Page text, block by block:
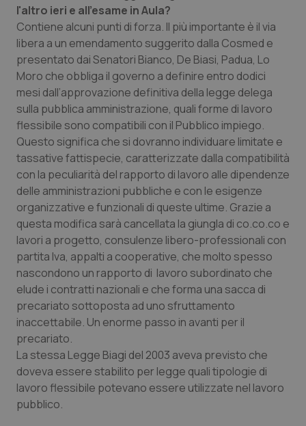
Puglia
Sardegna
Sicilia
Toscana
Umbria
Valle D’Aosta
Veneto
Malattie rare
Malattia di Crohn & Rettocolite Ulcerosa
Neuroscienze & patologie neurodegenerative
Obesità
Oftalmologia
Oncodermatologia
Oncoematologia
Oncologia & Nutrizione
Psoriasi & pelle
Quotidiano Cardiologia
Quotidiano Chirurgia
Quotidiano Oncologia
l'altro ieri e all'esame in Aula?
Contiene alcuni punti di forza. Il più importante è il via
libera a un emendamento suggerito dalla Cosmed e
presentato dai Senatori Bianco, De Biasi, Padua, Lo
Moro che obbliga il governo a definire entro dodici
mesi dall’approvazione definitiva della legge delega
sulla pubblica amministrazione, quali forme di lavoro
flessibile sono compatibili con il Pubblico impiego.
Questo significa che si dovranno individuare limitate e
tassative fattispecie, caratterizzate dalla compatibilità
con la peculiarità del rapporto di lavoro alle dipendenze
delle amministrazioni pubbliche e con le esigenze
organizzative e funzionali di queste ultime. Grazie a
questa modifica sarà cancellata la giungla di co.co.co e
lavori a progetto, consulenze libero-professionali con
partita Iva, appalti a cooperative, che molto spesso
nascondono un rapporto di lavoro subordinato che
elude i contratti nazionali e che forma una sacca di
precariato sottoposta ad uno sfruttamento
inaccettabile. Un enorme passo in avanti per il
precariato.
La stessa Legge Biagi del 2003 aveva previsto che
doveva essere stabilito per legge quali tipologie di
lavoro flessibile potevano essere utilizzate nel lavoro
pubblico.